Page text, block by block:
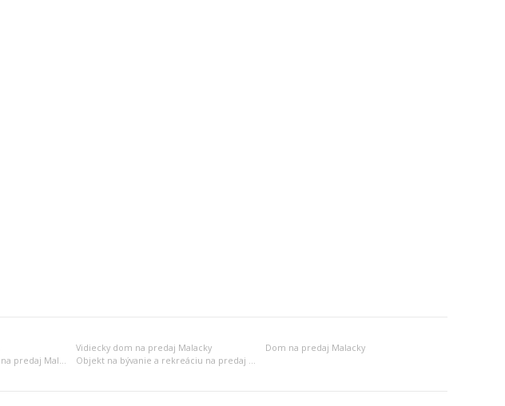
Vidiecky dom na predaj Malacky
Dom na predaj Malacky
Poľnohospodárska usadlosť na predaj Malacky Objekt na bývanie a rekreáciu na predaj Malacky